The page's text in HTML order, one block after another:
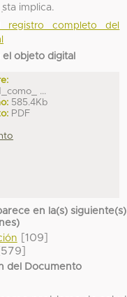
implica.
registro completo del
el objeto digital
...
585.4Kb
PDF
en la(s) siguiente(s)
[109]
del Documento